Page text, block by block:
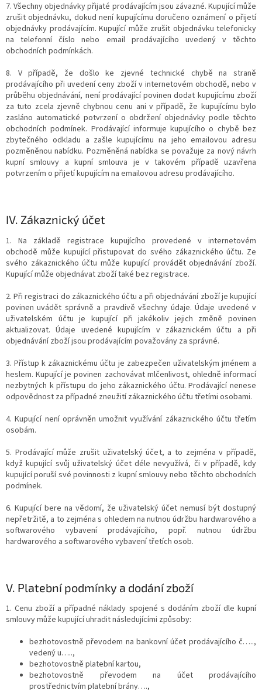
7. Všechny objednávky přijaté prodávajícím jsou závazné. Kupující může
zrušit objednávku, dokud není kupujícímu doručeno oznámení o přijetí
objednávky prodávajícím. Kupující může zrušit objednávku telefonicky
na telefonní číslo nebo email prodávajícího uvedený v těchto
obchodních podmínkách.
8. V případě, že došlo ke zjevné technické chybě na straně
prodávajícího při uvedení ceny zboží v internetovém obchodě, nebo v
průběhu objednávání, není prodávající povinen dodat kupujícímu zboží
za tuto zcela zjevně chybnou cenu ani v případě, že kupujícímu bylo
zasláno automatické potvrzení o obdržení objednávky podle těchto
obchodních podmínek. Prodávající informuje kupujícího o chybě bez
zbytečného odkladu a zašle kupujícímu na jeho emailovou adresu
pozměněnou nabídku. Pozměněná nabídka se považuje za nový návrh
kupní smlouvy a kupní smlouva je v takovém případě uzavřena
potvrzením o přijetí kupujícím na emailovou adresu prodávajícího.
IV. Zákaznický účet
1. Na základě registrace kupujícího provedené v internetovém
obchodě může kupující přistupovat do svého zákaznického účtu. Ze
svého zákaznického účtu může kupující provádět objednávání zboží.
Kupující může objednávat zboží také bez registrace.
2. Při registraci do zákaznického účtu a při objednávání zboží je kupující
povinen uvádět správně a pravdivě všechny údaje. Údaje uvedené v
uživatelském účtu je kupující při jakékoliv jejich změně povinen
aktualizovat. Údaje uvedené kupujícím v zákaznickém účtu a při
objednávání zboží jsou prodávajícím považovány za správné.
3. Přístup k zákaznickému účtu je zabezpečen uživatelským jménem a
heslem. Kupující je povinen zachovávat mlčenlivost, ohledně informací
nezbytných k přístupu do jeho zákaznického účtu. Prodávající nenese
odpovědnost za případné zneužití zákaznického účtu třetími osobami.
4. Kupující není oprávněn umožnit využívání zákaznického účtu třetím
osobám.
5. Prodávající může zrušit uživatelský účet, a to zejména v případě,
když kupující svůj uživatelský účet déle nevyužívá, či v případě, kdy
kupující poruší své povinnosti z kupní smlouvy nebo těchto obchodních
podmínek.
6. Kupující bere na vědomí, že uživatelský účet nemusí být dostupný
nepřetržitě, a to zejména s ohledem na nutnou údržbu hardwarového a
softwarového vybavení prodávajícího, popř. nutnou údržbu
hardwarového a softwarového vybavení třetích osob.
V. Platební podmínky a dodání zboží
1. Cenu zboží a případné náklady spojené s dodáním zboží dle kupní
smlouvy může kupující uhradit následujícími způsoby:
bezhotovostně převodem na bankovní účet prodávajícího č…..,
vedený u…..,
bezhotovostně platební kartou,
bezhotovostně převodem na účet prodávajícího
prostřednictvím platební brány….,